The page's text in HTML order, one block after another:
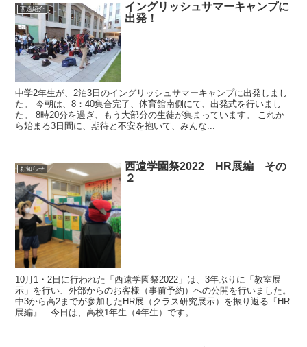
西遠紹介
イングリッシュサマーキャンプに
出発！
中学2年生が、2泊3日のイングリッシュサマーキャンプに出発しまし
た。 今朝は、8：40集合完了、体育館南側にて、出発式を行いまし
た。 8時20分を過ぎ、もう大部分の生徒が集まっています。 これか
ら始まる3日間に、期待と不安を抱いて、みんな...
お知らせ
西遠学園祭2022 HR展編 その
２
10月1・2日に行われた「西遠学園祭2022」は、3年ぶりに「教室展
示」を行い、外部からのお客様（事前予約）への公開を行いました。
中3から高2までが参加したHR展（クラス研究展示）を振り返る『HR
展編』…今日は、高校1年生（4年生）です。...